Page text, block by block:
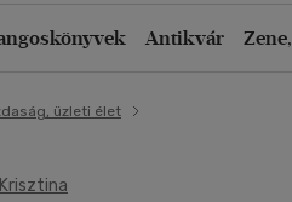
Antikvár
üzleti élet